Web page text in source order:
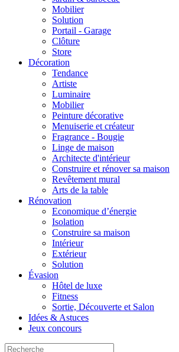
Mobilier
Solution
Portail - Garage
Clôture
Store
Décoration
Tendance
Artiste
Luminaire
Mobilier
Peinture décorative
Menuiserie et créateur
Fragrance - Bougie
Linge de maison
Architecte d'intérieur
Construire et rénover sa maison
Revêtement mural
Arts de la table
Rénovation
Economique d’énergie
Isolation
Construire sa maison
Intérieur
Extérieur
Solution
Évasion
Hôtel de luxe
Fitness
Sortie, Découverte et Salon
Idées & Astuces
Jeux concours